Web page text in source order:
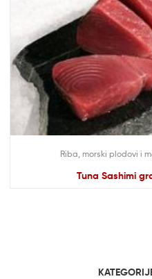
Riba, morski plodovi i
Tuna Sashimi